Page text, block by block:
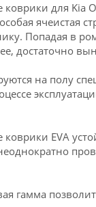
для Kia
ячеистая
Попадая в
достаточно
на полу
EVA
гамма